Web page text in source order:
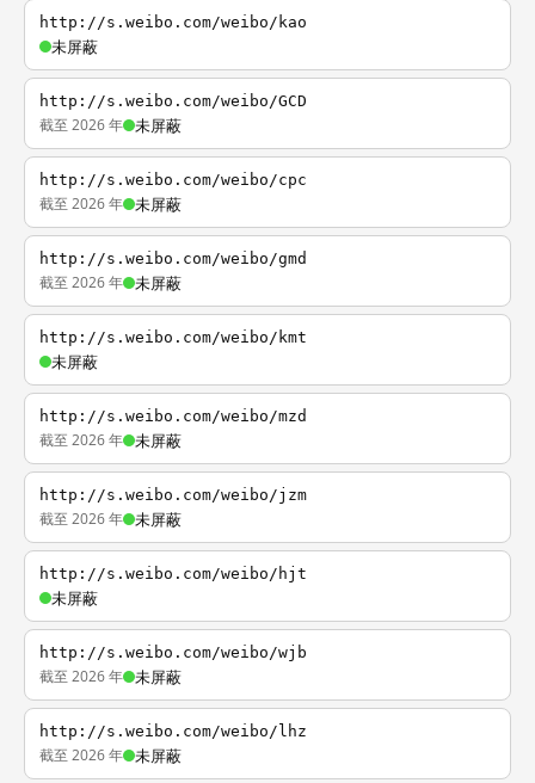
http://s.weibo.com/weibo/kao
未屏蔽
http://s.weibo.com/weibo/GCD
截至 2026 年 未屏蔽
http://s.weibo.com/weibo/cpc
截至 2026 年 未屏蔽
http://s.weibo.com/weibo/gmd
截至 2026 年 未屏蔽
http://s.weibo.com/weibo/kmt
未屏蔽
http://s.weibo.com/weibo/mzd
截至 2026 年 未屏蔽
http://s.weibo.com/weibo/jzm
截至 2026 年 未屏蔽
http://s.weibo.com/weibo/hjt
未屏蔽
http://s.weibo.com/weibo/wjb
截至 2026 年 未屏蔽
http://s.weibo.com/weibo/lhz
截至 2026 年 未屏蔽